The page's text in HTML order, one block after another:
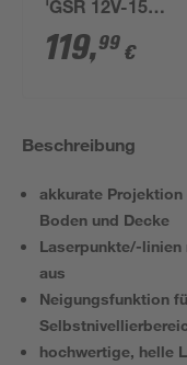
'GSR 12V-15
Professional' mit
Akkus, Tasche
119,99 €
Beschreibung
akkurate
Boden und Decke
Laserpunkte/-
aus
Neigungsfunktion
hochwertige, helle